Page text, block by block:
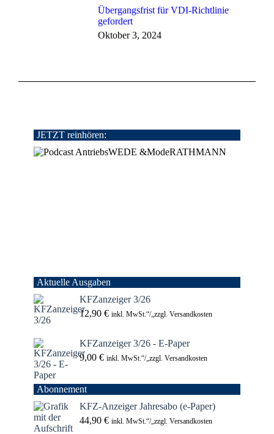
Übergangsfrist für VDI-Richtlinie
gefordert
Oktober 3, 2024
JETZT reinhören:
Aktuelle Ausgaben
KFZanzeiger 3/26
12,90 € inkl. MwSt.“/„zzgl. Versandkosten
KFZanzeiger 3/26 - E-Paper
9,00 € inkl. MwSt.“/„zzgl. Versandkosten
Abonnement
KFZ-Anzeiger Jahresabo (e-Paper)
44,90 € inkl. MwSt.“/„zzgl. Versandkosten